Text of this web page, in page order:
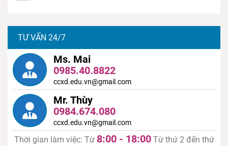
TƯ VẤN 24/7
Ms. Mai
0985.40.8822
ccxd.edu.vn@gmail.com
Mr. Thùy
0984.674.080
ccxd.edu.vn@gmail.com
Thời gian làm việc: Từ 8:00 - 18:00Từ thứ 2 đến thứ